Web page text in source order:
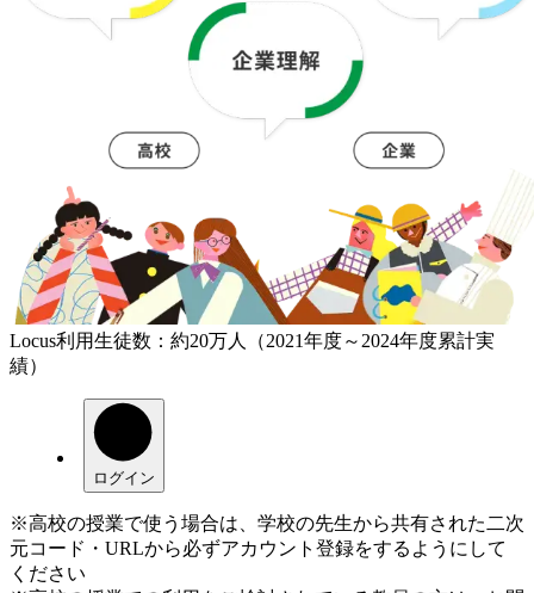
Locus利用生徒数： 約20万人
（2021年度～2024年度累計実
績）
ログイン
※高校の授業で使う場合は、学校の先生から共有された二次
元コード・URLから必ずアカウント登録をするようにして
ください